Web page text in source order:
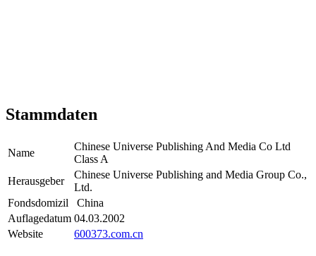
Stammdaten
Name
Chinese Universe Publishing And Media Co Ltd
Class A
Herausgeber
Chinese Universe Publishing and Media Group Co.,
Ltd.
Fondsdomizil
China
Auflagedatum 04.03.2002
Website
600373.com.cn